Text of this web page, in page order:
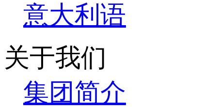
意大利语
关于我们
集团简介